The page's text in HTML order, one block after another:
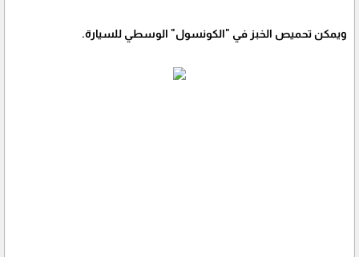
ويمكن تحميص الخبز في "الكونسول" الوسطي للسيارة.